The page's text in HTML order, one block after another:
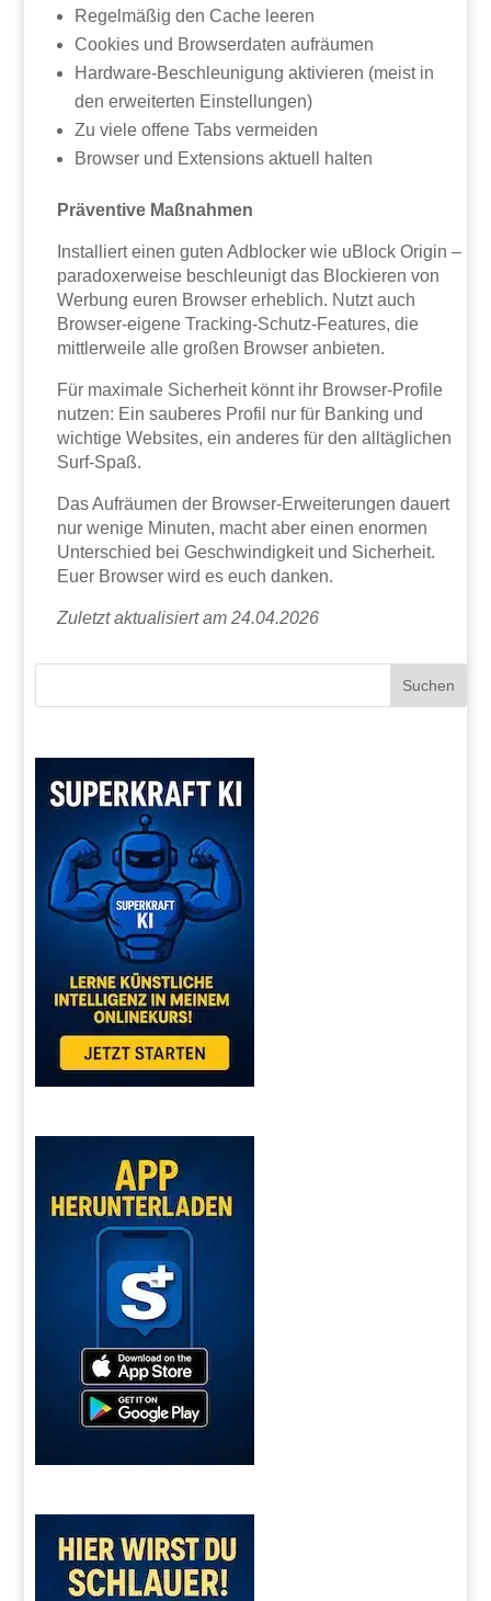
Regelmäßig den Cache leeren
Cookies und Browserdaten aufräumen
Hardware-Beschleunigung aktivieren (meist in
den erweiterten Einstellungen)
Zu viele offene Tabs vermeiden
Browser und Extensions aktuell halten
Präventive Maßnahmen
Installiert einen guten Adblocker wie uBlock Origin –
paradoxerweise beschleunigt das Blockieren von
Werbung euren Browser erheblich. Nutzt auch
Browser-eigene Tracking-Schutz-Features, die
mittlerweile alle großen Browser anbieten.
Für maximale Sicherheit könnt ihr Browser-Profile
nutzen: Ein sauberes Profil nur für Banking und
wichtige Websites, ein anderes für den alltäglichen
Surf-Spaß.
Das Aufräumen der Browser-Erweiterungen dauert
nur wenige Minuten, macht aber einen enormen
Unterschied bei Geschwindigkeit und Sicherheit.
Euer Browser wird es euch danken.
Zuletzt aktualisiert am 24.04.2026